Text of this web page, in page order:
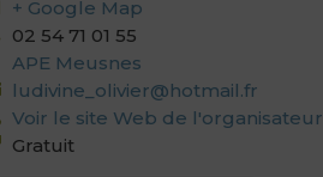
+ Google Map
02 54 71 01 55
APE Meusnes
ludivine_olivier@hotmail.fr
Voir le site Web de l'organisateur
Gratuit